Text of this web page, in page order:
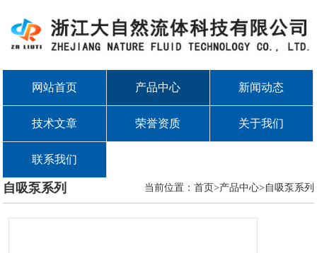
网站首页 产品中心 新闻动态
技术文章 荣誉资质 关于我们
联系我们
自吸泵系列 当前位置：首页>产品中心> 自吸泵系列